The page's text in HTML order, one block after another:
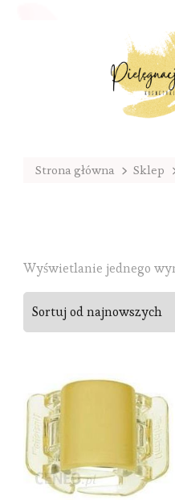
Strona główna Sklep
Wyświetlanie jednego